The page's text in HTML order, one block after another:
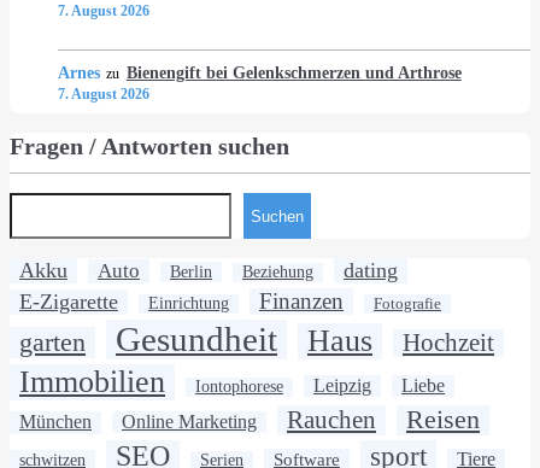
7. August 2026
Arnes zu Bienengift bei Gelenkschmerzen und Arthrose
7. August 2026
Fragen / Antworten suchen
Suchen
Akku Auto Berlin Beziehung
dating
E-Zigarette
Einrichtung Finanzen Fotografie
garten Gesundheit Haus Hochzeit
Immobilien Iontophorese Leipzig Liebe
München Online Marketing Rauchen Reisen
schwitzen SEO Serien Software sport Tiere